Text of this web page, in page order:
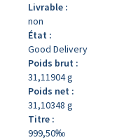
Livrable :
non
État :
Good Delivery
Poids brut :
31,11904 g
Poids net :
31,10348 g
Titre :
999,50‰